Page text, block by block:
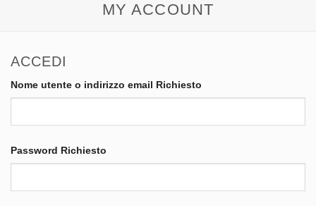
MY ACCOUNT
ACCEDI
Nome utente o indirizzo email Richiesto
Password Richiesto